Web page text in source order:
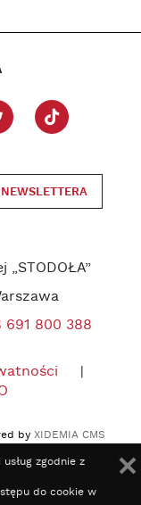
NEWSLETTERA
691 800 388
by XIDEMIA CMS
zgodnie z
do cookie w